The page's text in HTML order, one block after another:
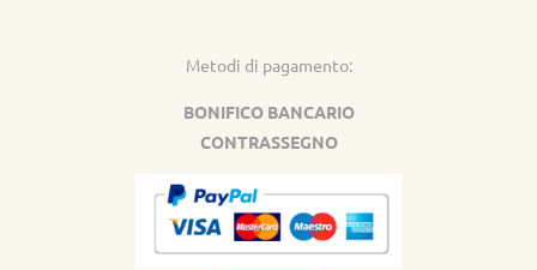
Metodi di pagamento:
BONIFICO BANCARIO
CONTRASSEGNO